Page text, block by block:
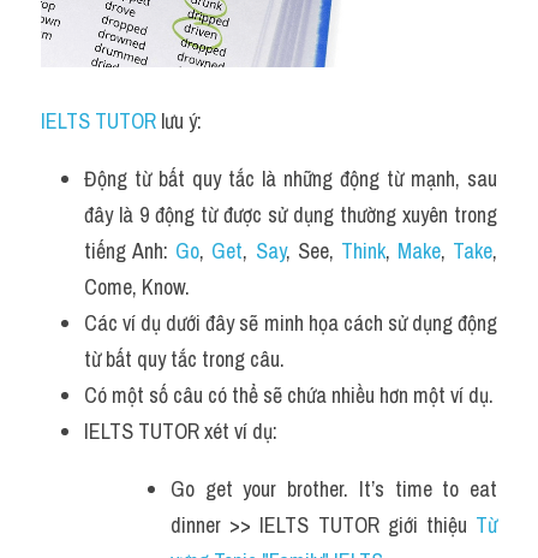
IELTS TUTOR lưu ý:
Động từ bất quy tắc là những động từ mạnh, sau
đây là 9 động từ được sử dụng thường xuyên trong
tiếng Anh: Go, Get, Say, See, Think, Make, Take,
Come, Know.
Các ví dụ dưới đây sẽ minh họa cách sử dụng động
từ bất quy tắc trong câu.
Có một số câu có thể sẽ chứa nhiều hơn một ví dụ.
IELTS TUTOR xét ví dụ:
Go get your brother. It’s time to eat
dinner >> IELTS TUTOR giới thiệu Từ